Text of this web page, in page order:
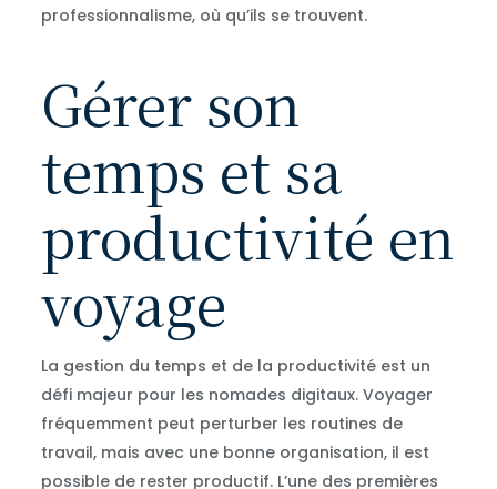
professionnalisme, où qu’ils se trouvent.
Gérer son
temps et sa
productivité en
voyage
La gestion du temps et de la productivité est un
défi majeur pour les nomades digitaux. Voyager
fréquemment peut perturber les routines de
travail, mais avec une bonne organisation, il est
possible de rester productif. L’une des premières